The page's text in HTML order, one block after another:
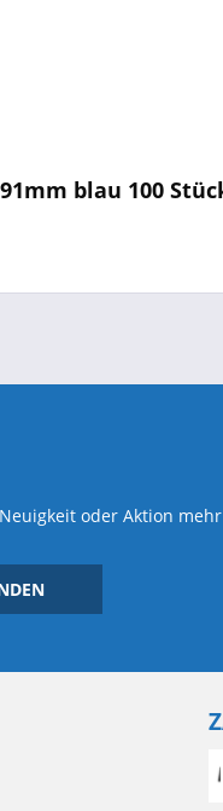
blau 100
oder Aktion mehr